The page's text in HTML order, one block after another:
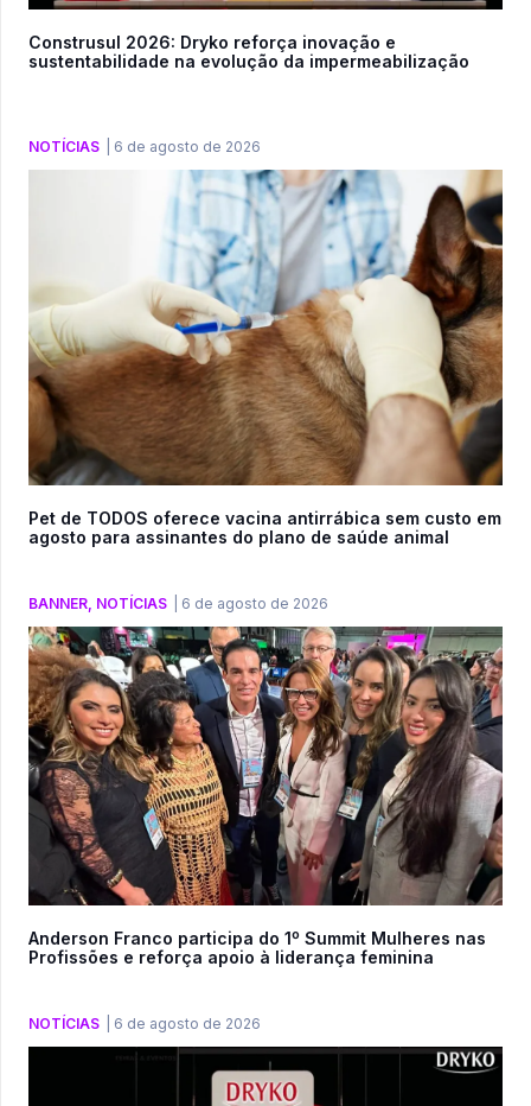
Construsul 2026: Dryko reforça inovação e
sustentabilidade na evolução da impermeabilização
NOTÍCIAS 6 de agosto de 2026
Pet de TODOS oferece vacina antirrábica sem custo em
agosto para assinantes do plano de saúde animal
BANNER, NOTÍCIAS 6 de agosto de 2026
Anderson Franco participa do 1º Summit Mulheres nas
Profissões e reforça apoio à liderança feminina
NOTÍCIAS 6 de agosto de 2026